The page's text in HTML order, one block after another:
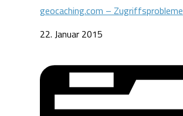
geocaching.com – Zugriffsprobleme
22. Januar 2015